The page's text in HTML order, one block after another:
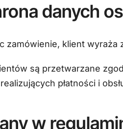
danych
zamówienie, klient
są przetwarzane
płatności i
w